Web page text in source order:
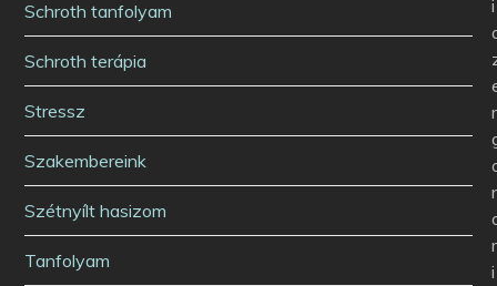
Schroth tanfolyam
Schroth terápia
Stressz
Szakembereink
Szétnyílt hasizom
Tanfolyam
i
r
i